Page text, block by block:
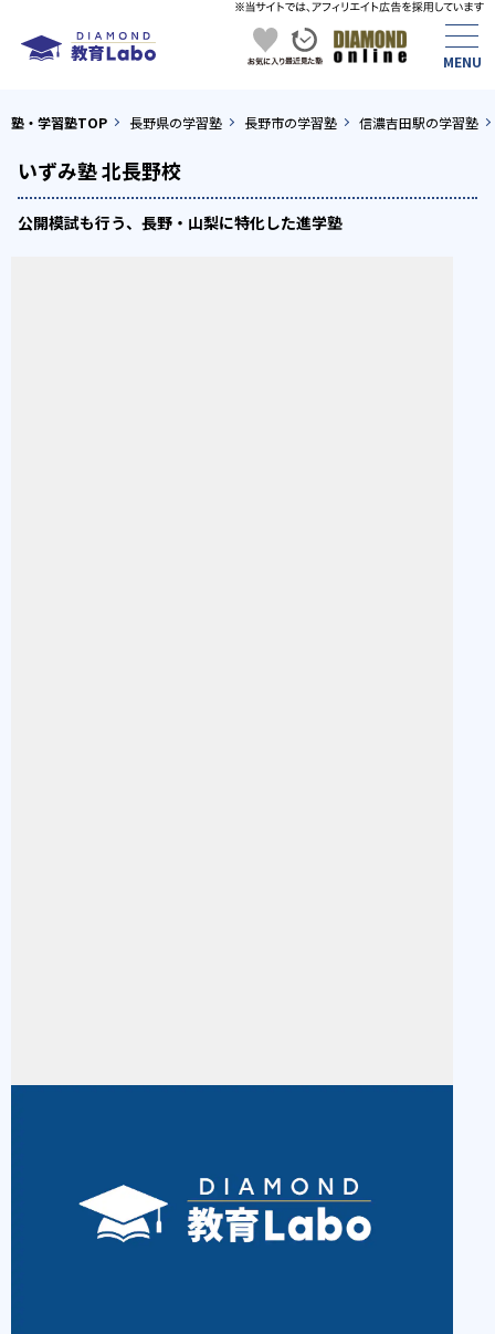
塾・学習塾TOP 長野県の学習塾 長野市の学習塾 信濃吉田駅の学習塾
いずみ塾 北長野校
公開模試も行う、長野・山梨に特化した進学塾